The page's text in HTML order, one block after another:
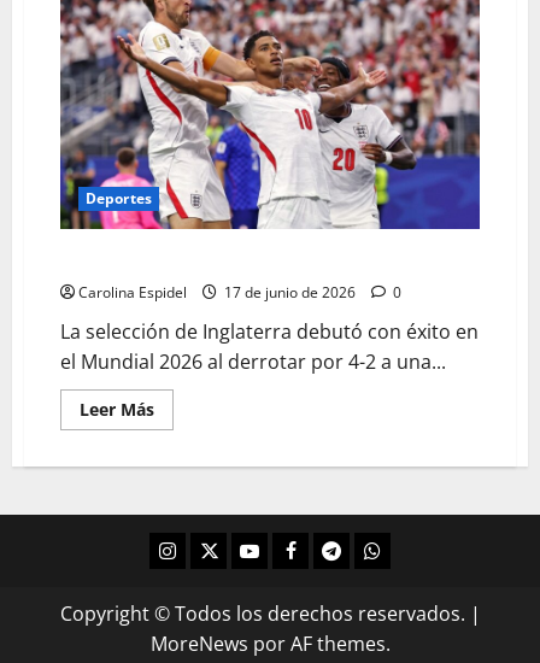
Deportes
Carolina Espidel 17 de junio de 2026 0
La selección de Inglaterra debutó con éxito en
el Mundial 2026 al derrotar por 4-2 a una...
Leer Más
Copyright © Todos los derechos reservados. |
MoreNews por AF themes.